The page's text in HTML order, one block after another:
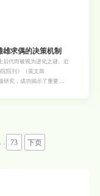
求偶的决策机制
后代而被视为进化之谜。近
院刊》（英文简
研究，成功揭示了重要害
. 73 下页